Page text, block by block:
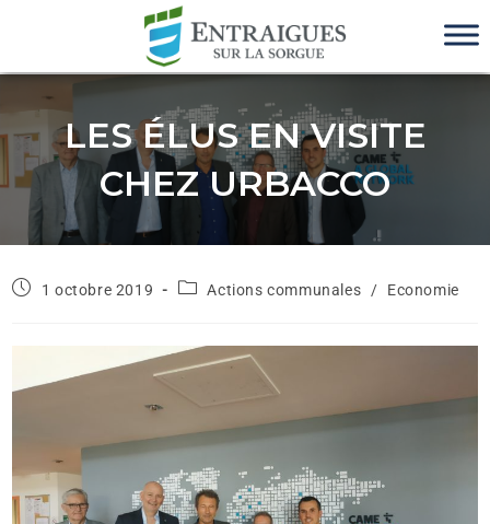
LES ÉLUS EN VISITE
CHEZ URBACCO
1 octobre 2019 Actions communales / Economie